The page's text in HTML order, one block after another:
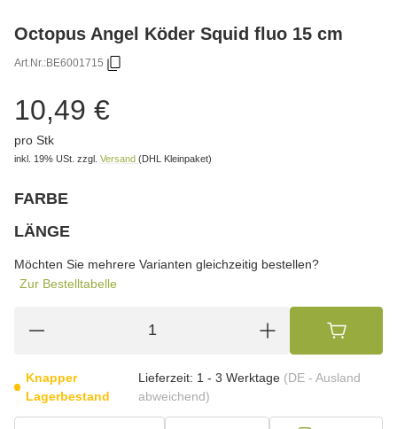
Octopus Angel Köder Squid fluo 15 cm
Art.Nr.:BE6001715
10,49 €
pro Stk
inkl. 19% USt. zzgl. Versand (DHL Kleinpaket)
FARBE
LÄNGE
Möchten Sie mehrere Varianten gleichzeitig bestellen?
Zur Bestelltabelle
Knapper
Lagerbestand
Lieferzeit: 1 - 3 Werktage (DE - Ausland
abweichend)